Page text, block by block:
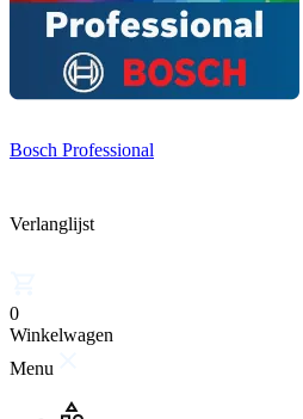
Bosch Professional
Verlanglijst
0
Winkelwagen
Menu